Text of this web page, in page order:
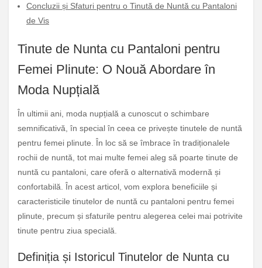
Concluzii și Sfaturi pentru o Tinută de Nuntă cu Pantaloni
de Vis
Tinute de Nunta cu Pantaloni pentru
Femei Plinute: O Nouă Abordare în
Moda Nupțială
În ultimii ani, moda nupțială a cunoscut o schimbare
semnificativă, în special în ceea ce privește tinutele de nuntă
pentru femei plinute. În loc să se îmbrace în tradiționalele
rochii de nuntă, tot mai multe femei aleg să poarte tinute de
nuntă cu pantaloni, care oferă o alternativă modernă și
confortabilă. În acest articol, vom explora beneficiile și
caracteristicile tinutelor de nuntă cu pantaloni pentru femei
plinute, precum și sfaturile pentru alegerea celei mai potrivite
tinute pentru ziua specială.
Definiția și Istoricul Tinutelor de Nunta cu